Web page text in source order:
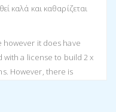
καλά και καθαρίζεται
it does have
with a license to build 2 x
However, there is